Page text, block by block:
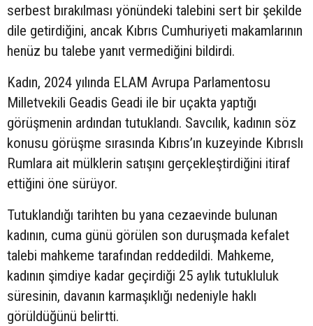
serbest bırakılması yönündeki talebini sert bir şekilde
dile getirdiğini, ancak Kıbrıs Cumhuriyeti makamlarının
henüz bu talebe yanıt vermediğini bildirdi.
Kadın, 2024 yılında ELAM Avrupa Parlamentosu
Milletvekili Geadis Geadi ile bir uçakta yaptığı
görüşmenin ardından tutuklandı. Savcılık, kadının söz
konusu görüşme sırasında Kıbrıs’ın kuzeyinde Kıbrıslı
Rumlara ait mülklerin satışını gerçekleştirdiğini itiraf
ettiğini öne sürüyor.
Tutuklandığı tarihten bu yana cezaevinde bulunan
kadının, cuma günü görülen son duruşmada kefalet
talebi mahkeme tarafından reddedildi. Mahkeme,
kadının şimdiye kadar geçirdiği 25 aylık tutukluluk
süresinin, davanın karmaşıklığı nedeniyle haklı
görüldüğünü belirtti.